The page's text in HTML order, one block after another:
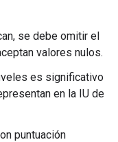
se debe omitir el
valores nulos.
es significativo
en la IU de
puntuación